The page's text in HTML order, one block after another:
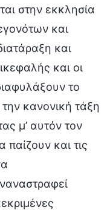
στην εκκλησία
και
και
και οι
το
κανονική τάξη
μ’ αυτόν τον
και τις